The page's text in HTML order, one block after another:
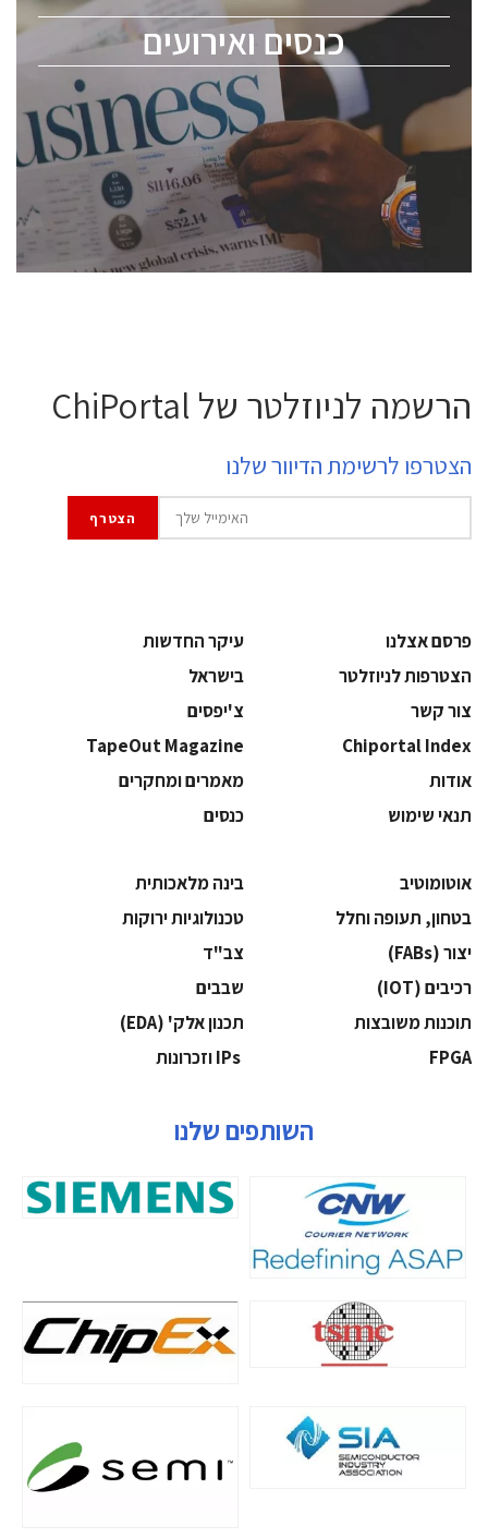
כנסים ואירועים
מומחים מקצועיים ובכירים.
ChipEx2026 will be held on May 12-13, 2026. The
conference is intended for everyone involved in the
semiconductor industry, including engineers,
professional experts, and senior executives.
לחץ לפרטים
הרשמה לניוזלטר של ChiPortal
הצטרפו לרשימת הדיוור שלנו
פרסם אצלנו
עיקר החדשות
הצטרפות לניוזלטר
בישראל
צור קשר
צ'יפסים
Chiportal Index
TapeOut Magazine
אודות
מאמרים ומחקרים
תנאי שימוש
כנסים
אוטומוטיב
בינה מלאכותית
בטחון, תעופה וחלל
‫טכנולוגיות ירוקות‬
‫יצור (‪(FABs‬‬
‫צב"ד‬
‫רכיבים‬ (IOT)
‫שבבים‬
‫תוכנות משובצות‬
‫תכנון אלק' (‪(EDA‬‬
‫‪FPGA‬‬
השותפים שלנו